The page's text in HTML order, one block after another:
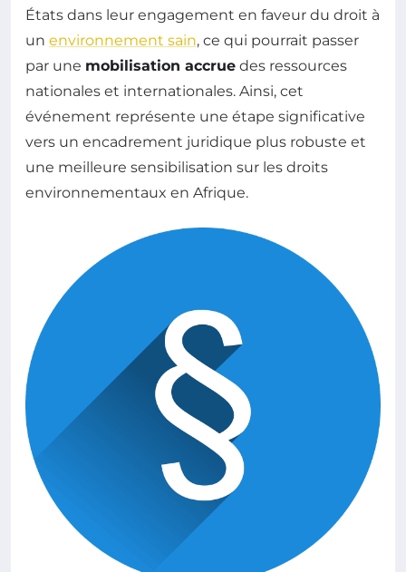
États dans leur engagement en faveur du droit à
un environnement sain, ce qui pourrait passer
par une mobilisation accrue des ressources
nationales et internationales. Ainsi, cet
événement représente une étape significative
vers un encadrement juridique plus robuste et
une meilleure sensibilisation sur les droits
environnementaux en Afrique.